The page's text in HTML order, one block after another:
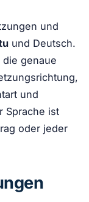
und
und Deutsch.
genaue
und
Sprache ist
oder jeder